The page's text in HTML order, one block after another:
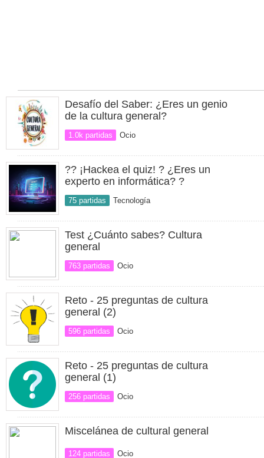
Desafío del Saber: ¿Eres un genio
de la cultura general?
1.0k partidas Ocio
?? ¡Hackea el quiz! ? ¿Eres un
experto en informática? ?
75 partidas Tecnología
Test ¿Cuánto sabes? Cultura
general
763 partidas Ocio
Reto - 25 preguntas de cultura
general (2)
596 partidas Ocio
Reto - 25 preguntas de cultura
general (1)
256 partidas Ocio
Miscelánea de cultural general
124 partidas Ocio